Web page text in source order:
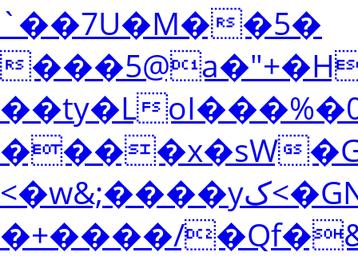
`��7U�M��5�
��ty�L
����x�sW
<�w&;����yک<�GN�����H�3�}"Q�aD"����ʖ�T�Wx�ʜu�`h�T��d:ʉ��f�$�N
�+����/